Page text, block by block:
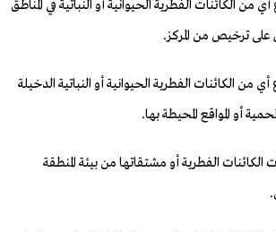
أي من الكائنات الفطرية الحيوانية أو النباتية في المناطق
ترخيص من المركز.
أي من الكائنات الفطرية الحيوانية أو النباتية الدخيلة
أو المواقع المحيطة بها.
الكائنات الفطرية أو مشتقاتها من بيئة المنطقة